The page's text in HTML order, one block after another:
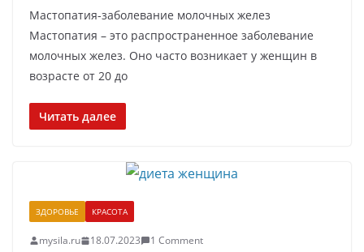
Мастопатия-заболевание молочных желез
Мастопатия – это распространенное заболевание
молочных желез. Оно часто возникает у женщин в
возрасте от 20 до
Читать далее
ЗДОРОВЬЕ КРАСОТА
mysila.ru 18.07.2023 1 Comment